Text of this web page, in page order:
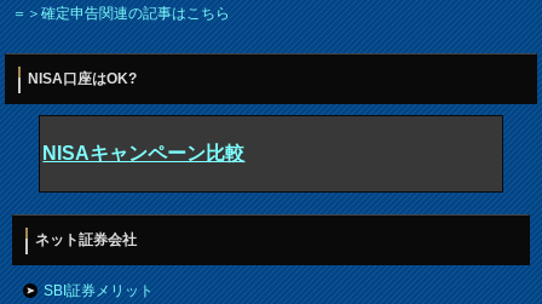
＝＞確定申告関連の記事はこちら
NISA口座はOK?
NISAキャンペーン比較
ネット証券会社
SBI証券メリット